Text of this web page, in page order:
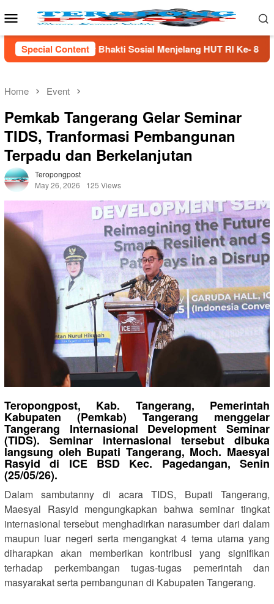
to
Mobile
Menu
Special Content
Menjelang HUT Rl Ke- 81 Di Lampung Selatan
Home Event
Pemkab Tangerang Gelar Seminar
TIDS, Tranformasi Pembangunan
Terpadu dan Berkelanjutan
Teropongpost
May 26, 2026
125 Views
Teropongpost, Kab. ‎Tangerang, Pemerintah
Kabupaten ‎(Pemkab) Tangerang menggelar
Tangerang Internasional Development Seminar
(TIDS). Seminar internasional tersebut dibuka
langsung oleh Bupati Tangerang, Moch. Maesyal
Rasyid di ICE BSD Kec. Pagedangan, Senin
(25/05/26).
‎Dalam sambutanny di acara TIDS, Bupati Tangerang,
Maesyal Rasyid mengungkapkan bahwa seminar tingkat
internasional tersebut menghadirkan narasumber dari dalam
maupun luar negeri serta mengangkat 4 tema utama yang
diharapkan akan memberikan kontribusi yang signifikan
terhadap perkembangan tugas-tugas pemerintah dan
masyarakat serta pembangunan di Kabupaten Tangerang.